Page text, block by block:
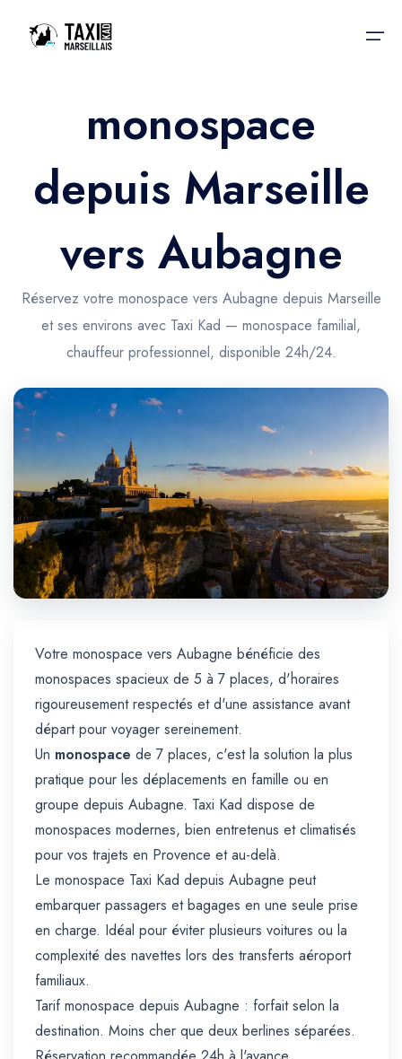
Accueil
Nos services
Nos services
Trajet Gare SNCF
Trajet Port croisière
Trajet Séminaire
Trajet Longue Distance
Taxis aéroport
Réservation
Actualités & évènements
Contactez-nous
monospace
depuis Marseille
vers Aubagne
Réservez votre monospace vers Aubagne depuis Marseille
et ses environs avec Taxi Kad — monospace familial,
chauffeur professionnel, disponible 24h/24.
Votre monospace vers Aubagne bénéficie des
monospaces spacieux de 5 à 7 places, d'horaires
rigoureusement respectés et d'une assistance avant
départ pour voyager sereinement.
Un monospace de 7 places, c'est la solution la plus
pratique pour les déplacements en famille ou en
groupe depuis Aubagne. Taxi Kad dispose de
monospaces modernes, bien entretenus et climatisés
pour vos trajets en Provence et au-delà.
Le monospace Taxi Kad depuis Aubagne peut
embarquer passagers et bagages en une seule prise
en charge. Idéal pour éviter plusieurs voitures ou la
complexité des navettes lors des transferts aéroport
familiaux.
Tarif monospace depuis Aubagne : forfait selon la
destination. Moins cher que deux berlines séparées.